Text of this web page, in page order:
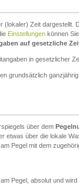
Zeit dargestellt.
Einstellungen können
auf gesetzliche
in gesetzlicher
grundsätzlich
über dem
etwas über die lokale
Pegel mit dem
Pegel, absolut und